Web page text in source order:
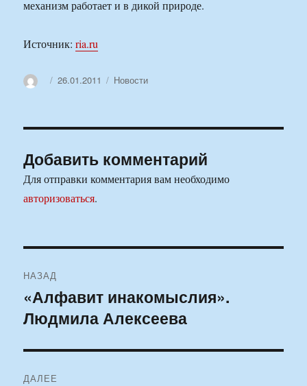
механизм работает и в дикой природе.
Источник:ria.ru
АвторОпубликовано
26.01.2011 Рубрики
Новости
Добавить комментарий
Для отправки комментария вам необходимо
авторизоваться.
по
записям
НАЗАД
Предыдущая
запись:
«Алфавит инакомыслия».
Людмила Алексеева
ДАЛЕЕ